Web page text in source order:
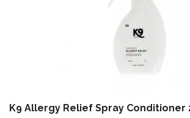
K9 Allergy Relief Spray Conditioner